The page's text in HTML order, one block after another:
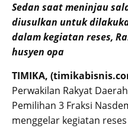
Sedan saat meninjau
diusulkan untuk
dalam kegiatan reses,
husyen opa
TIMIKA,
Perwakilan Rakyat
Pemilihan 3 Fraksi
menggelar kegiatan